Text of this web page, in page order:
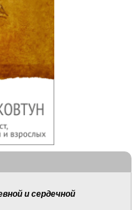
и сердечной